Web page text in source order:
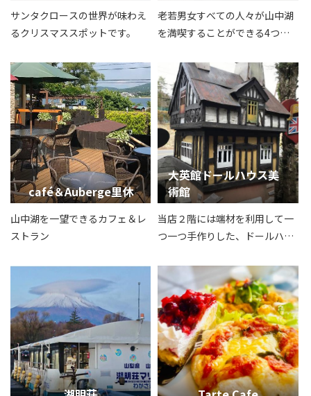
サンタクロースの世界が味わえ
るクリスマススポットです。
老若男女すべての人々が山中湖
を満喫することができる4つの
café＆Auberge里休
山中湖を一望できるカフェ＆レ
ストラン
大英館ドールハウス美
術館
当店２階には端材を利用して一
つ一つ手作りした、ドールハウ